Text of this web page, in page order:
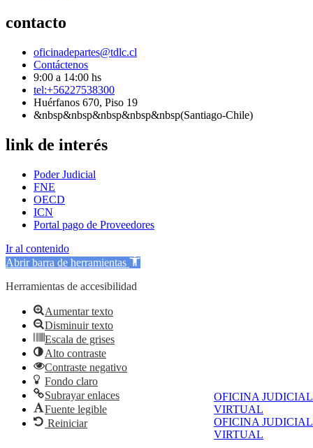
OFICINA JUDICIAL
VIRTUAL
OFICINA JUDICIAL
VIRTUAL
contacto
oficinadepartes@tdlc.cl
Contáctenos
9:00 a 14:00 hs
tel:+56227538300
Huérfanos 670, Piso 19
&nbsp&nbsp&nbsp&nbsp&nbsp(Santiago-Chile)
link de interés
Poder Judicial
FNE
OECD
ICN
Portal pago de Proveedores
Ir al contenido
Abrir barra de herramientas
Herramientas de accesibilidad
Aumentar texto
Disminuir texto
Escala de grises
Alto contraste
Contraste negativo
Fondo claro
Subrayar enlaces
Fuente legible
Reiniciar